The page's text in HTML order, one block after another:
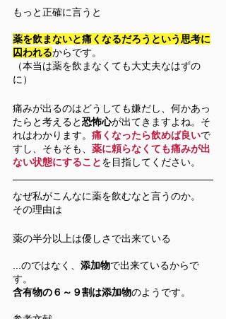
もっと正確に言うと
薬を飲まないと痛くなるだろうという思考に
囚われるからです。
（本当は薬を飲まなくても大丈夫なはずの
に）
痛みが出るのはどうしても嫌だし、何かあっ
たらと考えると恐怖心が出てきますよね。そ
れはわかります。 痛くなったら飲めば良いで
すし、そもそも、 薬に頼らなくても痛みが出
ない状態にすることを目指してください。
なぜ私がこんなに薬を飲むなと言うのか。
その理由は
薬の半分以上は優しさで出来ている
...のではなく、 添加物で出来ているからで
す。
含有物の６～９割は添加物のようです。